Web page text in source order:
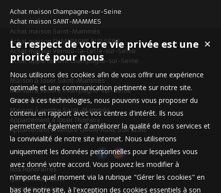
Achat maison Champagne-sur-Seine
Achat maison SAINT-MAMMES
Achat maison Saint-Mammès
Achat maison CHAMPAGNE SUR SEINE
Achat maison Vernou-la-Celle-sur-Seine
Achat appartement Champagne-sur-Seine
Maison à louer Saint-Mammès
Maison à vendre Champagne-sur-Seine
Maison à vendre Héricy
Maison à vendre Saint-Mammès
Appartement à louer Thomery
Appartement à vendre CHAMPAGNE SUR SEINE
Nos Honoraires
Qui sommes-nous
Mentions légales
✕
Le respect de votre vie privée est une
priorité pour nous
Nous utilisons des cookies afin de vous offrir une expérience
optimale et une communication pertinente sur notre site.
Grace à ces technologies, nous pouvons vous proposer du
contenu en rapport avec vos centres d'intérêt. Ils nous
permettent également d'améliorer la qualité de nos services et
la convivialité de notre site internet. Nous utiliserons
uniquement les données personnelles pour lesquelles vous
avez donné votre accord. Vous pouvez les modifier à
n'importe quel moment via la rubrique "Gérer les cookies" en
bas de notre site, à l'exception des cookies essentiels à son